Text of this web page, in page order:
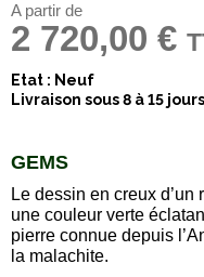
A partir de
2 720,00 €
Etat : Neuf
Livraison sous 8 à 15 jours
GEMS
Le dessin en creux
une couleur verte
pierre connue depuis
la malachite.